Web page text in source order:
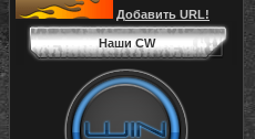
Добавить URL!
Наши CW